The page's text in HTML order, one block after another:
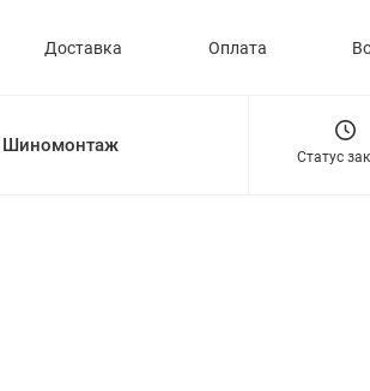
Доставка Оплата
Шиномонтаж
Статус